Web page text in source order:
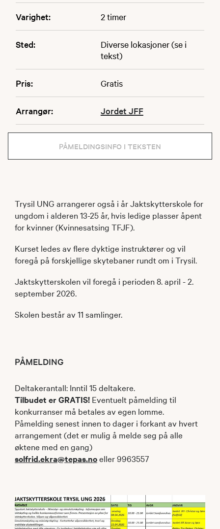
Varighet: 2 timer
Sted:
Diverse lokasjoner (se i
tekst)
Pris: Gratis
Arrangør: Jordet JFF
PÅMELDINGSINFO I TEKSTEN
Trysil UNG arrangerer også i år Jaktskytterskole for
ungdom i alderen 13-25 år, hvis ledige plasser åpent
for kvinner (Kvinnesatsing TFJF).
Kurset ledes av flere dyktige instruktører og vil
foregå på forskjellige skytebaner rundt om i Trysil.
Jaktskytterskolen vil foregå i perioden 8. april - 2.
september 2026.
Skolen består av 11 samlinger.
PÅMELDING
Deltakerantall: Inntil 15 deltakere.
Tilbudet er GRATIS! Eventuelt påmelding til
konkurranser må betales av egen lomme.
Påmelding senest innen to dager i forkant av hvert
arrangement (det er mulig å melde seg på alle
øktene med en gang)
solfrid.ekra@tepas.noeller 9963557